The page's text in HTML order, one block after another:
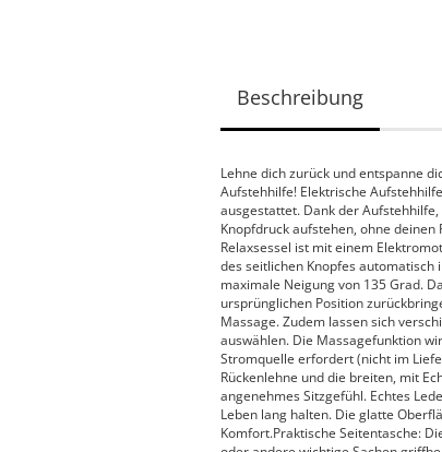
Beschreibung
Lehne dich zurück und entspanne
Aufstehhilfe! Elektrische
ausgestattet. Dank der
Knopfdruck aufstehen, ohne
Relaxsessel ist mit einem
des seitlichen Knopfes automatisch
maximale Neigung von 135 Grad.
ursprünglichen Position
Massage. Zudem lassen sich
auswählen. Die Massagefunktion
Stromquelle erfordert (nicht im
Rückenlehne und die breiten, mit
angenehmes Sitzgefühl. Echtes
Leben lang halten. Die glatte
Komfort.Praktische Seitentasche: